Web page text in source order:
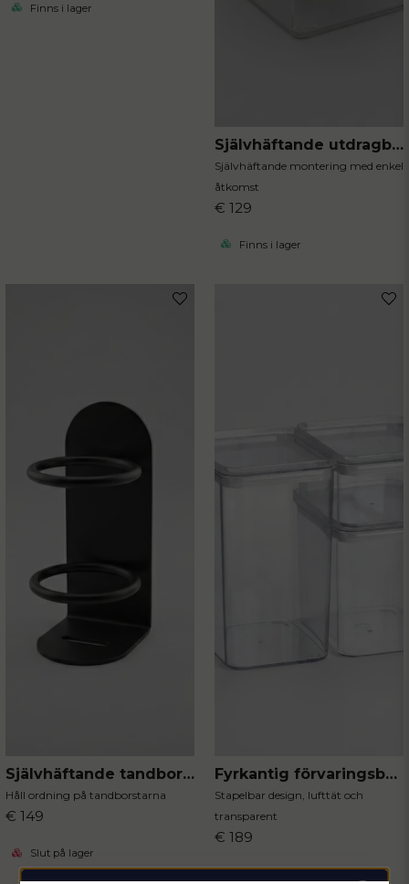
Finns i lager
Självhäftande utdragbar förvaringslåda 12 cm
Självhäftande montering med enkel
åtkomst
€ 129
Finns i lager
Självhäftande tandborsthållare i metall
Håll ordning på tandborstarna
€ 149
Slut på lager
Fyrkantig förvaringsburk Nova
Stapelbar design, lufttät och
transparent
€ 189
Finns i lager